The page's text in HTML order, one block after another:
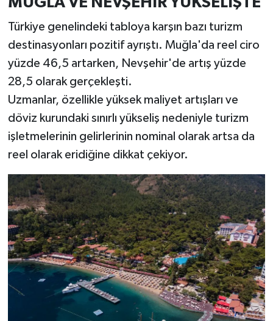
Türkiye genelindeki tabloya karşın bazı turizm
destinasyonları pozitif ayrıştı. Muğla'da reel ciro
yüzde 46,5 artarken, Nevşehir'de artış yüzde
28,5 olarak gerçekleşti.
Uzmanlar, özellikle yüksek maliyet artışları ve
döviz kurundaki sınırlı yükseliş nedeniyle turizm
işletmelerinin gelirlerinin nominal olarak artsa da
reel olarak eridiğine dikkat çekiyor.